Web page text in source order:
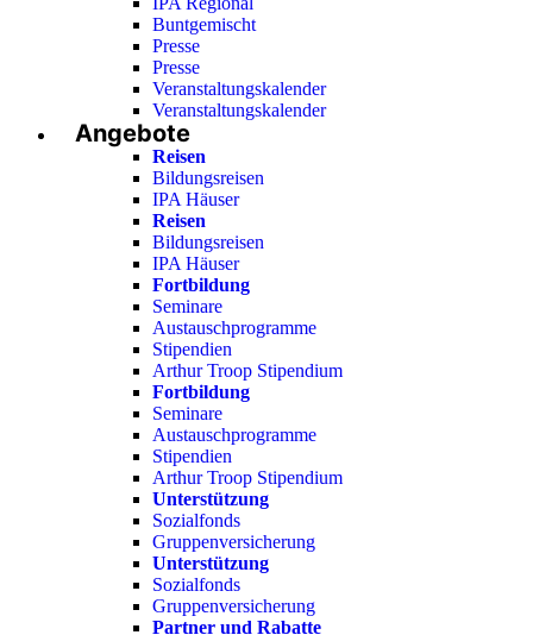
Buntgemischt
Presse
Presse
Veranstaltungskalender
Veranstaltungskalender
Angebote
Reisen
Bildungsreisen
IPA Häuser
Reisen
Bildungsreisen
IPA Häuser
Fortbildung
Seminare
Austauschprogramme
Stipendien
Arthur Troop Stipendium
Fortbildung
Seminare
Austauschprogramme
Stipendien
Arthur Troop Stipendium
Unterstützung
Sozialfonds
Gruppenversicherung
Unterstützung
Sozialfonds
Gruppenversicherung
Partner und Rabatte